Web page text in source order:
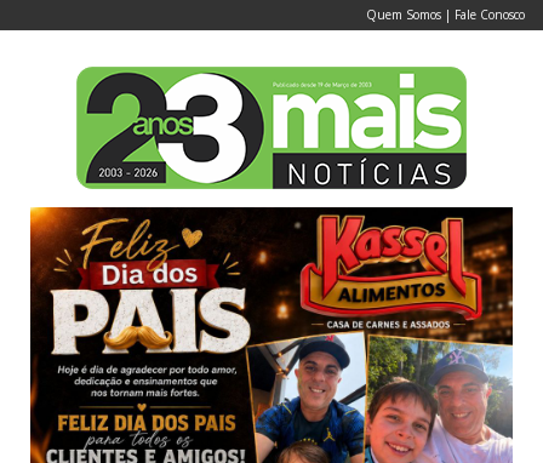
Quem Somos | Fale Conosco